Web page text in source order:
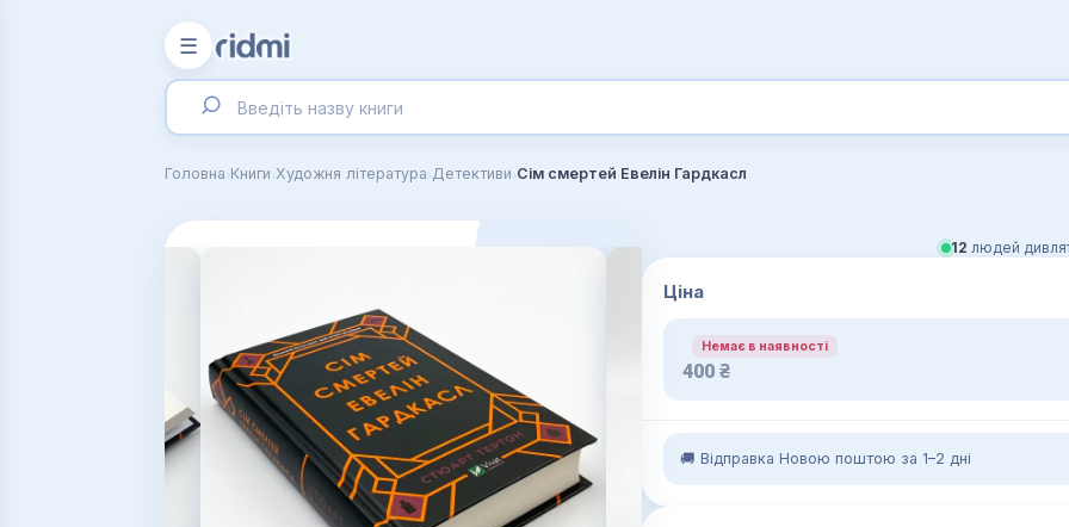
☰
Головна›Книги›Художня література›Детективи›Сім смертей Евелін Гардкасл
12 людей
Ціна
Немає в наявності
400 ₴
🚚 Відправка Новою поштою за 1–2 дні